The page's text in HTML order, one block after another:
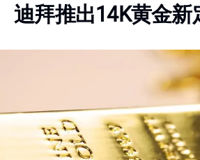
迪拜推出14K黄金新